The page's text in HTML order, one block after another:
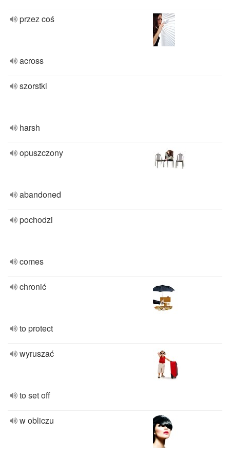
przez coś
across
szorstki
harsh
opuszczony
abandoned
pochodzi
comes
chronić
to protect
wyruszać
to set off
w obliczu